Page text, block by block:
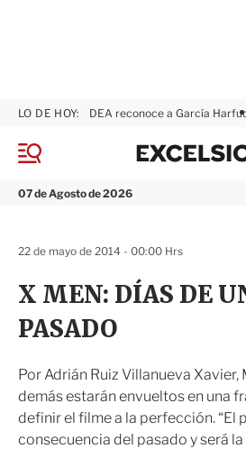
M
n
07 de Agosto de 2026
LO DE HOY: DEA reconoce a García
X MEN: DÍAS DE
PASADO
Por Adrián Ruiz Villanueva
demás estarán envueltos en una
definir el filme a la perfección. “El
consecuencia del pasado y será la
22 de mayo de 2014 - 00:00 Hrs